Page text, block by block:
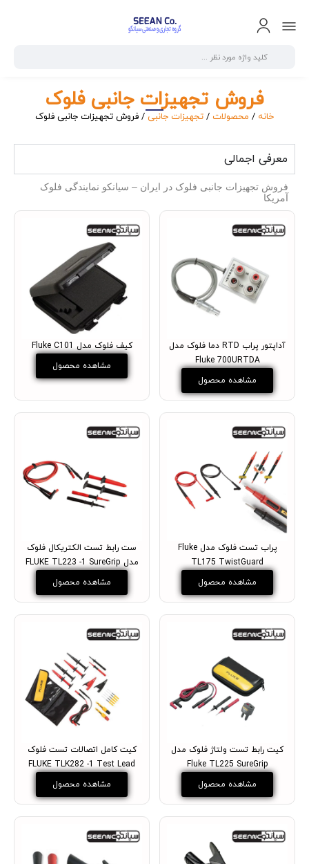
فروش تجهیزات جانبی فلوک
خانه / محصولات / تجهیزات جانبی / فروش تجهیزات جانبی فلوک
معرفی اجمالی
فروش تجهیزات جانبی فلوک در ایران – سیانکو نمایندگی فلوک
آمریکا
آداپتور پراب RTD دما فلوک مدل
Fluke 700URTDA
مشاهده محصول
کیف فلوک مدل Fluke C101
مشاهده محصول
پراب تست فلوک مدل Fluke
TL175 TwistGuard
مشاهده محصول
ست رابط تست الکتریکال فلوک
مدل FLUKE TL223 -1 SureGrip
مشاهده محصول
کیت رابط تست ولتاژ فلوک مدل
Fluke TL225 SureGrip
مشاهده محصول
کیت کامل اتصالات تست فلوک
FLUKE TLK282 -1 Test Lead
مشاهده محصول